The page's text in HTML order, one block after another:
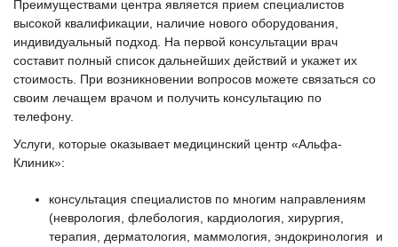
Преимуществами центра является прием специалистов
высокой квалификации, наличие нового оборудования,
индивидуальный подход. На первой консультации врач
составит полный список дальнейших действий и укажет их
стоимость. При возникновении вопросов можете связаться со
своим лечащем врачом и получить консультацию по
телефону.
Услуги, которые оказывает медицинский центр «Альфа-
Клиник»:
консультация специалистов по многим направлениям
(неврология, флебология, кардиология, хирургия,
терапия, дерматология, маммология, эндокринология и